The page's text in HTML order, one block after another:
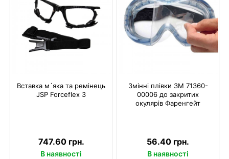
Вставка м´яка та ремінець
JSP Forceflex 3
747.60 грн.
В наявності
Змінні плівки 3M 71360-
00006 до закритих
окулярів Фаренгейт
56.40 грн.
В наявності